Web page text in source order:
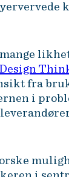
Design
fra
i